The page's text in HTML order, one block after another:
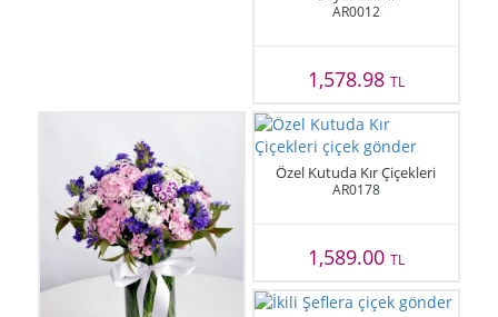
AR0012
1,578.98 TL
Özel Kutuda Kır Çiçekleri
AR0178
1,589.00 TL